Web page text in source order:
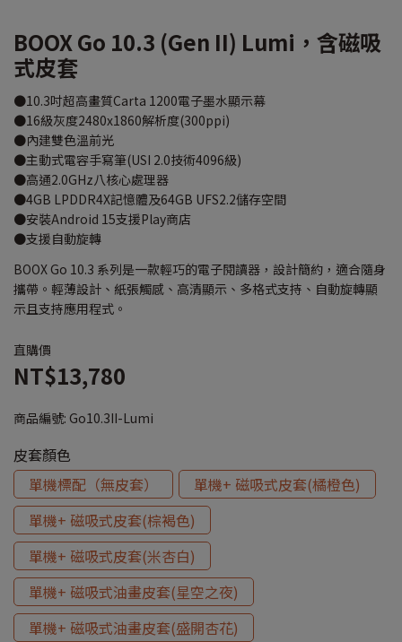
BOOX Go 10.3 (Gen II) Lumi，含磁吸
式皮套
●10.3吋超高畫質Carta 1200電子墨水顯示幕
●16級灰度2480x1860解析度(300ppi)
●內建雙色溫前光
●主動式電容手寫筆(USI 2.0技術4096級)
●高通2.0GHz八核心處理器
●4GB LPDDR4X記憶體及64GB UFS2.2儲存空間
●安裝Android 15支援Play商店
●支援自動旋轉
BOOX Go 10.3 系列是一款輕巧的電子閱讀器，設計簡約，適合隨身
攜帶。輕薄設計、紙張觸感、高清顯示、多格式支持、自動旋轉顯
示且支持應用程式。
直購價
NT$13,780
商品編號: Go10.3II-Lumi
皮套顏色
單機標配（無皮套）
單機+ 磁吸式皮套(橘橙色)
單機+ 磁吸式皮套(棕褐色)
單機+ 磁吸式皮套(米杏白)
單機+ 磁吸式油畫皮套(星空之夜)
單機+ 磁吸式油畫皮套(盛開杏花)